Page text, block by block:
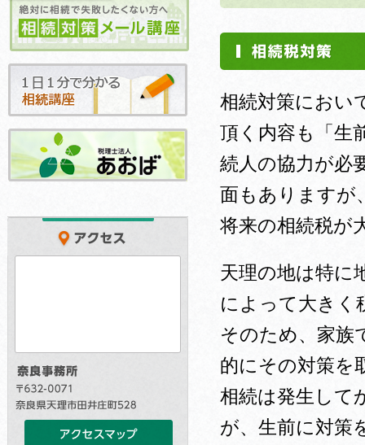
相続対策におい
頂く内容も「生
続人の協力が必
面もありますが
将来の相続税が
天理の地は特に
によって大きく
そのため、家族
的にその対策を
相続は発生して
が、生前に対策